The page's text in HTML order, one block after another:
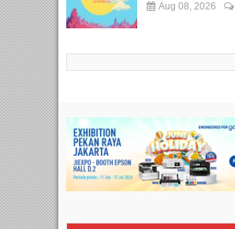
Aug 08, 2026